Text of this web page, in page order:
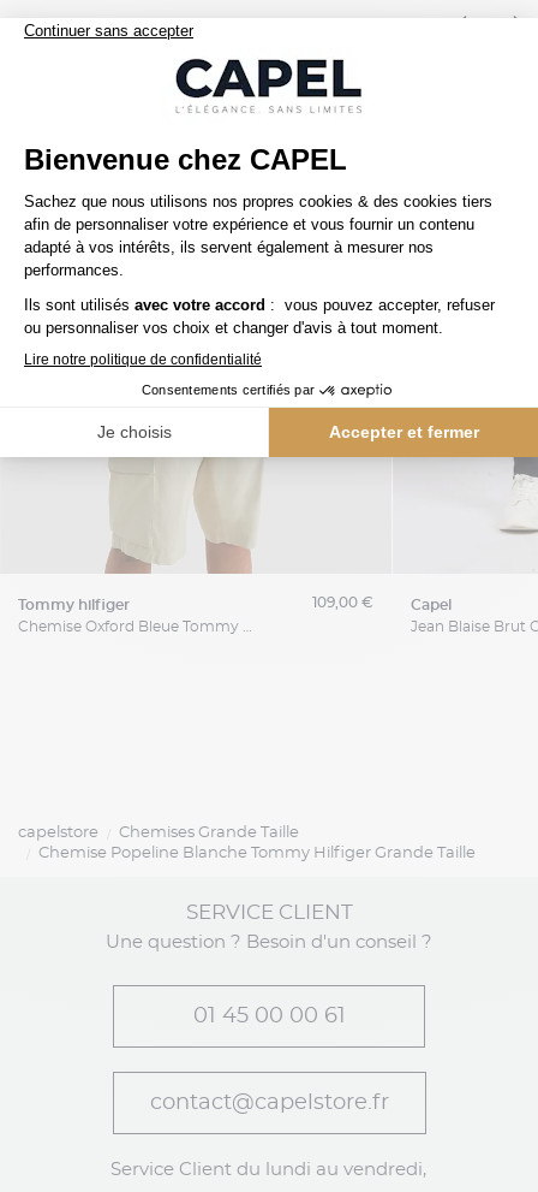
Nos clients aiment aussi
tommy hilfiger
Chemise Oxford Bleue Tommy Hilfiger Grande Taille
109,00 € capel
capelstore
Chemises Grande Taille
Chemise Popeline Blanche Tommy Hilfiger Grande Taille
SERVICE CLIENT
Une question ? Besoin d'un conseil ?
01 45 00 00 61
contact@capelstore.fr
Service Client du lundi au vendredi,